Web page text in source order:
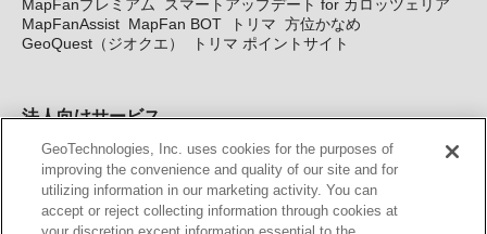
MapFanプレミアム
スマートアップデート for カロッツェリア
MapFanAssist MapFan BOT トリマ 方位かなめ
GeoQuest（ジオクエ）
トリマ ポイントサイト
法人向けサービス
法人向け地図・位置情報サービス WEBサイト・システム向け地
図API Windows PC向け地図開発キット MapFan DB 住所確認
サービス
MAP WORLD+ トリマ広告 Geo-Research
GeoTechnologies, Inc. uses cookies for the purposes of
improving the convenience and quality of our site and for
utilizing information in our marketing activity. You can
accept or reject collecting information through cookies at